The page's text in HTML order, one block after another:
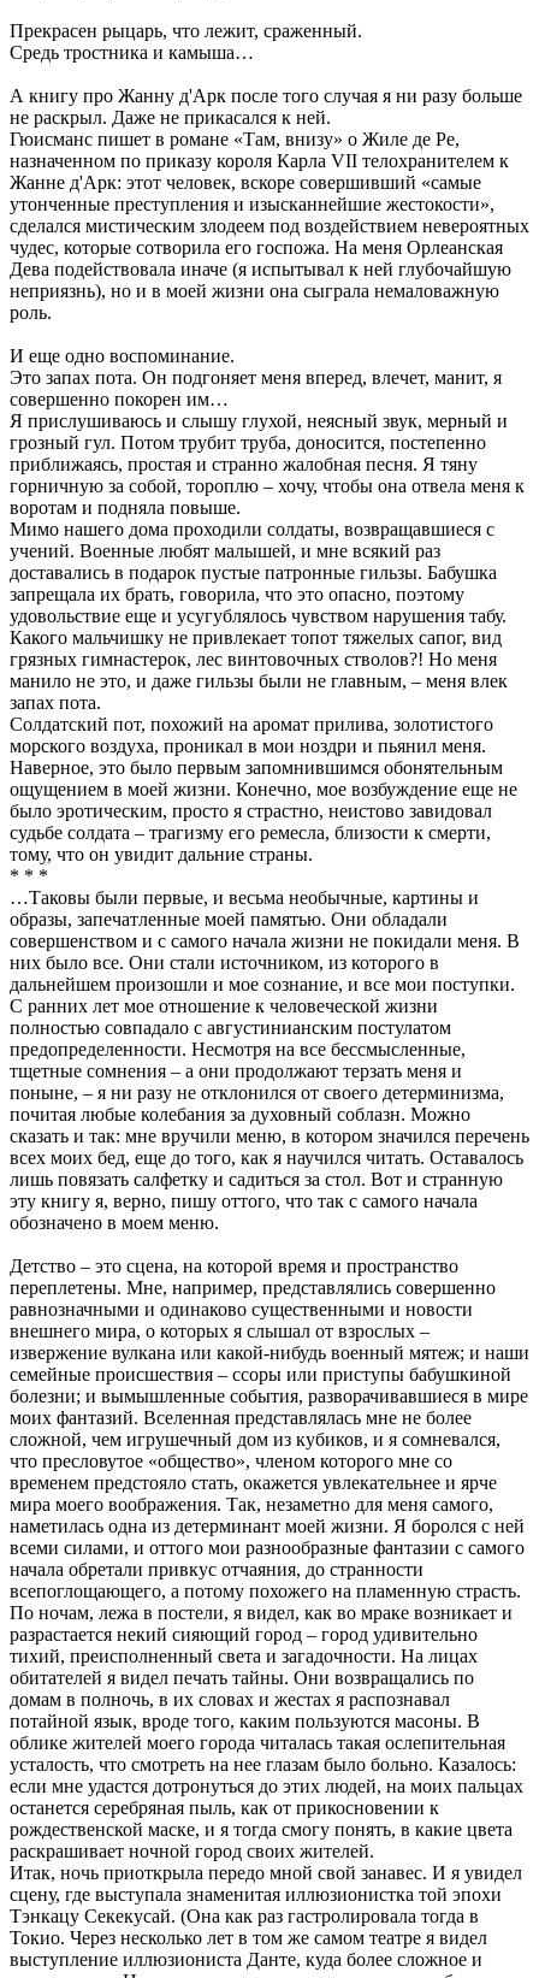
Прекрасен рыцарь, что лежит, сраженный.
Средь тростника и камыша…
А книгу про Жанну д'Арк после того случая я ни разу больше
не раскрыл. Даже не прикасался к ней.
Гюисманс пишет в романе «Там, внизу» о Жиле де Ре,
назначенном по приказу короля Карла VII телохранителем к
Жанне д'Арк: этот человек, вскоре совершивший «самые
утонченные преступления и изысканнейшие жестокости»,
сделался мистическим злодеем под воздействием невероятных
чудес, которые сотворила его госпожа. На меня Орлеанская
Дева подействовала иначе (я испытывал к ней глубочайшую
неприязнь), но и в моей жизни она сыграла немаловажную
роль.
И еще одно воспоминание.
Это запах пота. Он подгоняет меня вперед, влечет, манит, я
совершенно покорен им…
Я прислушиваюсь и слышу глухой, неясный звук, мерный и
грозный гул. Потом трубит труба, доносится, постепенно
приближаясь, простая и странно жалобная песня. Я тяну
горничную за собой, тороплю – хочу, чтобы она отвела меня к
воротам и подняла повыше.
Мимо нашего дома проходили солдаты, возвращавшиеся с
учений. Военные любят малышей, и мне всякий раз
доставались в подарок пустые патронные гильзы. Бабушка
запрещала их брать, говорила, что это опасно, поэтому
удовольствие еще и усугублялось чувством нарушения табу.
Какого мальчишку не привлекает топот тяжелых сапог, вид
грязных гимнастерок, лес винтовочных стволов?! Но меня
манило не это, и даже гильзы были не главным, – меня влек
запах пота.
Солдатский пот, похожий на аромат прилива, золотистого
морского воздуха, проникал в мои ноздри и пьянил меня.
Наверное, это было первым запомнившимся обонятельным
ощущением в моей жизни. Конечно, мое возбуждение еще не
было эротическим, просто я страстно, неистово завидовал
судьбе солдата – трагизму его ремесла, близости к смерти,
тому, что он увидит дальние страны.
* * *
…Таковы были первые, и весьма необычные, картины и
образы, запечатленные моей памятью. Они обладали
совершенством и с самого начала жизни не покидали меня. В
них было все. Они стали источником, из которого в
дальнейшем произошли и мое сознание, и все мои поступки.
С ранних лет мое отношение к человеческой жизни
полностью совпадало с августинианским постулатом
предопределенности. Несмотря на все бессмысленные,
тщетные сомнения – а они продолжают терзать меня и
поныне, – я ни разу не отклонился от своего детерминизма,
почитая любые колебания за духовный соблазн. Можно
сказать и так: мне вручили меню, в котором значился перечень
всех моих бед, еще до того, как я научился читать. Оставалось
лишь повязать салфетку и садиться за стол. Вот и странную
эту книгу я, верно, пишу оттого, что так с самого начала
обозначено в моем меню.
Детство – это сцена, на которой время и пространство
переплетены. Мне, например, представлялись совершенно
равнозначными и одинаково существенными и новости
внешнего мира, о которых я слышал от взрослых –
извержение вулкана или какой-нибудь военный мятеж; и наши
семейные происшествия – ссоры или приступы бабушкиной
болезни; и вымышленные события, разворачивавшиеся в мире
моих фантазий. Вселенная представлялась мне не более
сложной, чем игрушечный дом из кубиков, и я сомневался,
что пресловутое «общество», членом которого мне со
временем предстояло стать, окажется увлекательнее и ярче
мира моего воображения. Так, незаметно для меня самого,
наметилась одна из детерминант моей жизни. Я боролся с ней
всеми силами, и оттого мои разнообразные фантазии с самого
начала обретали привкус отчаяния, до странности
всепоглощающего, а потому похожего на пламенную страсть.
По ночам, лежа в постели, я видел, как во мраке возникает и
разрастается некий сияющий город – город удивительно
тихий, преисполненный света и загадочности. На лицах
обитателей я видел печать тайны. Они возвращались по
домам в полночь, в их словах и жестах я распознавал
потайной язык, вроде того, каким пользуются масоны. В
облике жителей моего города читалась такая ослепительная
усталость, что смотреть на нее глазам было больно. Казалось:
если мне удастся дотронуться до этих людей, на моих пальцах
останется серебряная пыль, как от прикосновении к
рождественской маске, и я тогда смогу понять, в какие цвета
раскрашивает ночной город своих жителей.
Итак, ночь приоткрыла передо мной свой занавес. И я увидел
сцену, где выступала знаменитая иллюзионистка той эпохи
Тэнкацу Секекусай. (Она как раз гастролировала тогда в
Токио. Через несколько лет в том же самом театре я видел
выступление иллюзиониста Данте, куда более сложное и